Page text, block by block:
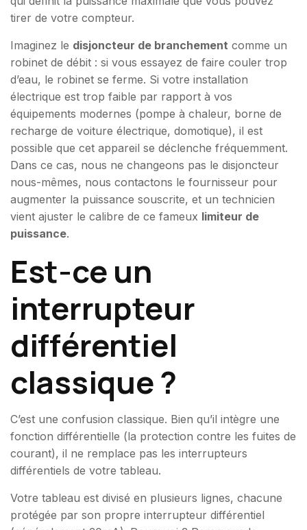
tirer de votre compteur.
Imaginez le disjoncteur de branchement comme un
robinet de débit : si vous essayez de faire couler trop
d’eau, le robinet se ferme. Si votre installation
électrique est trop faible par rapport à vos
équipements modernes (pompe à chaleur, borne de
recharge de voiture électrique, domotique), il est
possible que cet appareil se déclenche fréquemment.
Dans ce cas, nous ne changeons pas le disjoncteur
nous-mêmes, nous contactons le fournisseur pour
augmenter la puissance souscrite, et un technicien
vient ajuster le calibre de ce fameux limiteur de
puissance.
Est-ce un
interrupteur
différentiel
classique ?
C’est une confusion classique. Bien qu’il intègre une
fonction différentielle (la protection contre les fuites de
courant), il ne remplace pas les interrupteurs
différentiels de votre tableau.
Votre tableau est divisé en plusieurs lignes, chacune
protégée par son propre interrupteur différentiel